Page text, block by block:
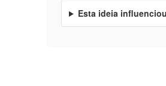
Esta ideia